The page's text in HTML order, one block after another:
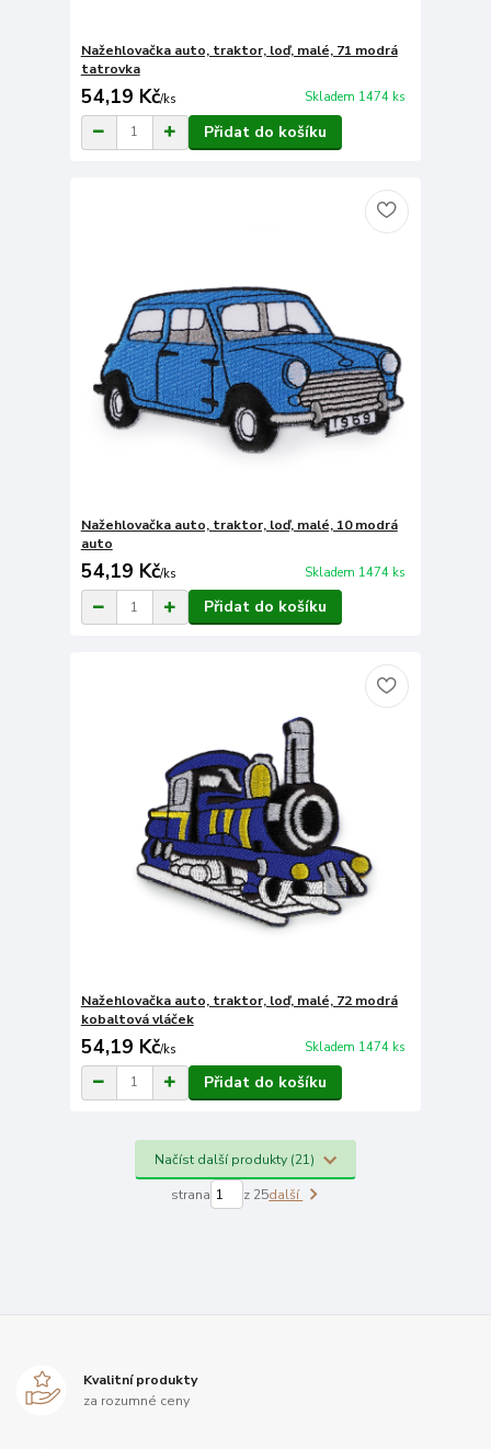
Nažehlovačka auto, traktor, loď, malé, 71 modrá
tatrovka
54,19 Kč/ks Skladem 1474 ks
Přidat do košíku
Nažehlovačka auto, traktor, loď, malé, 10 modrá
auto
54,19 Kč/ks Skladem 1474 ks
Přidat do košíku
Nažehlovačka auto, traktor, loď, malé, 72 modrá
kobaltová vláček
54,19 Kč/ks Skladem 1474 ks
Přidat do košíku
Načíst další produkty (21)
strana z 25další
Kvalitní produkty
za rozumné ceny